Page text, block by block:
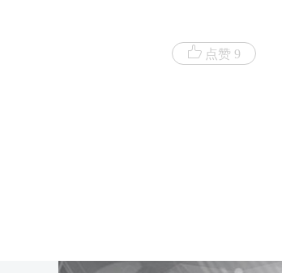
点赞 9